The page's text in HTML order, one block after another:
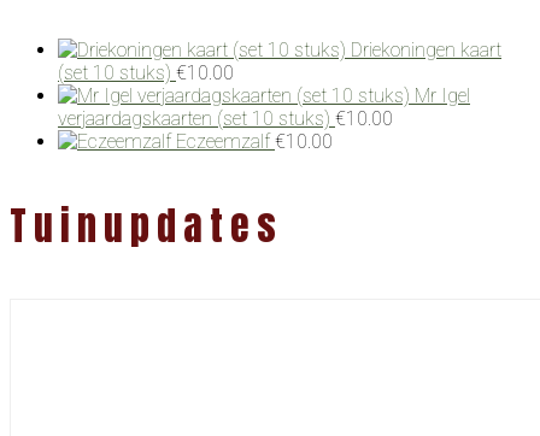
Driekoningen kaart
(set 10 stuks) €10.00
Mr Igel
verjaardagskaarten (set 10 stuks) €10.00
Eczeemzalf €10.00
Tuinupdates